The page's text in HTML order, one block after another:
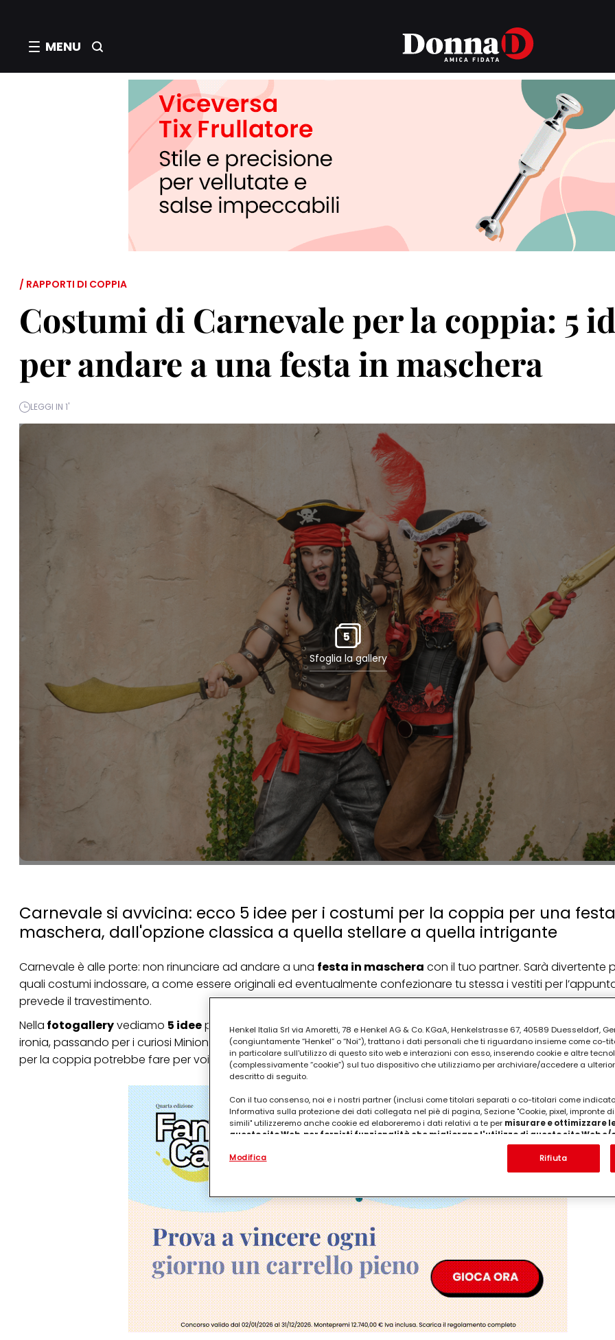
MENU
/ RAPPORTI DI COPPIA
Costumi di Carnevale per la coppia: 5
per andare a una festa in maschera
LEGGI IN 1'
5
Sfoglia la gallery
Carnevale si avvicina: ecco 5 idee per i costumi per la coppia per una
maschera, dall'opzione classica a quella stellare a quella intrigante
Carnevale è alle porte: non rinunciare ad andare a una festa in maschera con il tuo partner. Sarà divertente
quali costumi indossare, a come essere originali ed eventualmente confezionare tu stessa i vestiti per
prevede il travestimento.
Nella fotogalleryvediamo 5 ideeper i costumi di Carnevale, dai sempreverdi pirati alle 50 Sfumature da
ironia, passando per i curiosi Minions. Oppure potrai letteralmente spaziare dalla classicità alle galassie. Quale
per la coppia potrebbe fare per voi?
Henkel Italia Srl via Amoretti, 78 e Henkel AG & Co. KGaA, Henkelstrasse 67, 40589 Duesseldorf,
(congiuntamente “Henkel” o “Noi”), trattano i dati personali che ti riguardano insieme come co-
in particolare sull'utilizzo di questo sito web e interazioni con esso, inserendo cookie e altre
(complessivamente “cookie”) sul tuo dispositivo che utilizziamo per archiviare/accedere a
descritto di seguito.
Con il tuo consenso, noi e i nostri partner (inclusi come titolari separati o co-titolari come
Informativa sulla protezione dei dati collegata nel piè di pagina, Sezione "Cookie, pixel, impronte
simili" utilizzeremo anche cookie ed elaboreremo i dati relativi a te per misurare e ottimizzare
questo sito Web, per fornirti funzionalità che migliorano l'utilizzo di questo sito Web e/
. Analizzeremo il tuo utilizzo di questo sito Web e le tue interazioni commerciali
(rispettivamente dell'azienda per cui lavori) per) e su tale base tracciare i tuoi acquisti dei nostri
terzi, conservare le nostre informazioni sulle entità commerciali e creare profili individuali su di
identificati) su questo sito web e altri media (di terzi) tramite i dispositivi assegnati a te o alla
misurare e ottimizzare il successo delle campagne pubblicitarie.
Puoi trovare maggiori informazioni sul trattamento dei tuoi dati nella nostra Informativa sulla
collegata nel piè di pagina (Sezione "Cookie, Pixel, Impronte digitali e tecnologie simili"). Puoi
qualsiasi momento con effetto per il futuro disabilitando i cookie sul nostro sito web nella
collegata nel piè di pagina. Per ulteriori informazioni sui cookie utilizzati su questo sito Web, in
periodo di conservazione, consultare le informazioni dettagliate su ciascun cookie disponibili
"modifica" di seguito".
Se fai clic su "Modifica" potrai trovare maggiori informazioni sul trattamento dei tuoi dati / sull'uso
per uno o più degli scopi sopra menzionati. Cliccando su "Accetta tutto", acconsenti all'uso dei
Modifica Rifiuta